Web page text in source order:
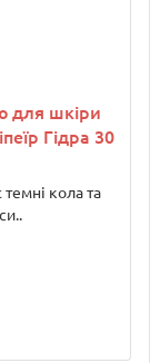
для шкіри
Гідра 30
кола та